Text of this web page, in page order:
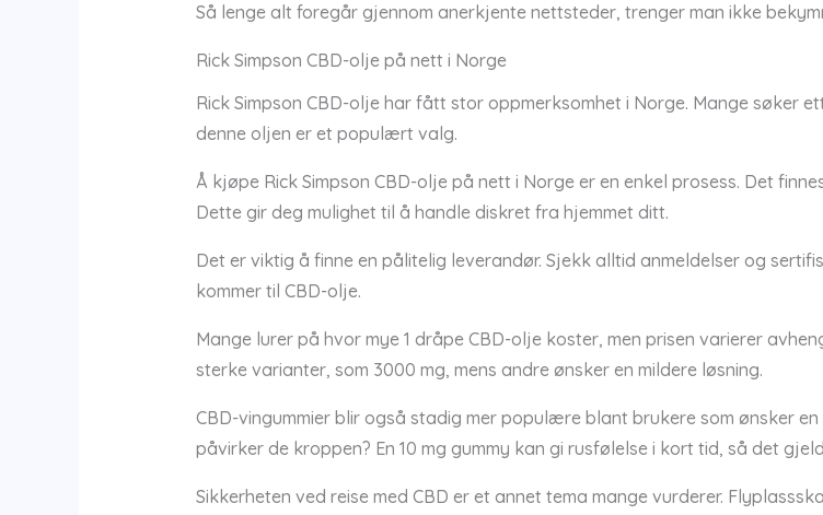
Så lenge alt foregår gjennom anerkjente nettsteder, trenger man ikke
Rick Simpson CBD-olje på nett i Norge
Rick Simpson CBD-olje har fått stor oppmerksomhet i Norge. Mange søker
denne oljen er et populært valg.
Å kjøpe Rick Simpson CBD-olje på nett i Norge er en enkel prosess. Det
Dette gir deg mulighet til å handle diskret fra hjemmet ditt.
Det er viktig å finne en pålitelig leverandør. Sjekk alltid anmeldelser og
kommer til CBD-olje.
Mange lurer på hvor mye 1 dråpe CBD-olje koster, men prisen varierer
sterke varianter, som 3000 mg, mens andre ønsker en mildere løsning.
CBD-vingummier blir også stadig mer populære blant brukere som ønsker
påvirker de kroppen? En 10 mg gummy kan gi rusfølelse i kort tid, så det
Sikkerheten ved reise med CBD er et annet tema mange vurderer.